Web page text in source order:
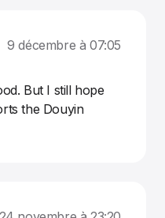
9 décembre à 07:05
But I still hope
the Douyin